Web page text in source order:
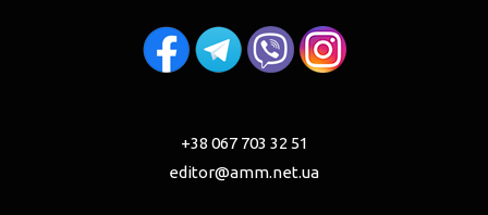
+38 067 703 32 51
editor@amm.net.ua